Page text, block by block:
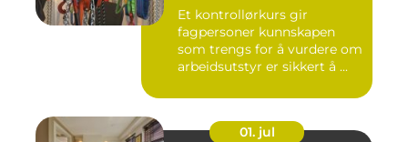
Et kontrollørkurs gir
fagpersoner kunnskapen
som trengs for å vurdere om
arbeidsutstyr er sikkert å ...
01. jul